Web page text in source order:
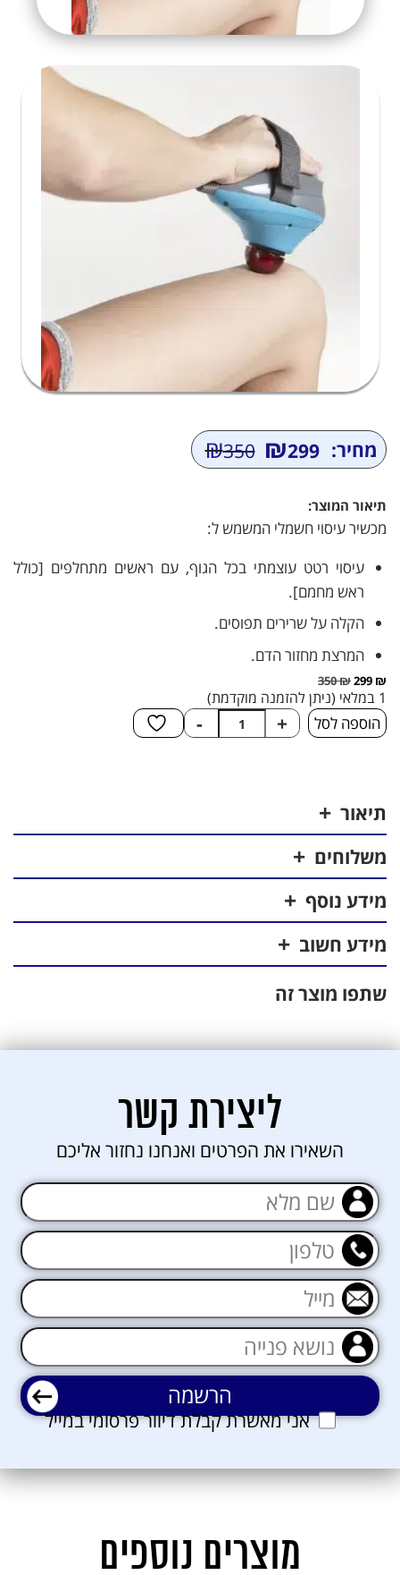
מחיר: ₪350
המחיר
₪350.
₪299
המחיר
₪299.
תיאור המוצר:
מכשיר עיסוי חשמלי המשמש ל:
עיסוי רטט עוצמתי בכל הגוף, עם ראשים מתחלפים [כולל
ראש מחמם].
הקלה על שרירים תפוסים.
המרצת מחזור הדם.
299 ₪
350₪
1 במלאי (ניתן להזמנה מוקדמת)
הוספה לסל +
כמות
של
-
תיאור
משלוחים
מידע נוסף
מידע חשוב
שתפו מוצר זה
ליצירת קשר
השאירו את הפרטים ואנחנו נחזור אליכם
אני מאשרת קבלת דיוור פרסומי במייל
מוצרים נוספים